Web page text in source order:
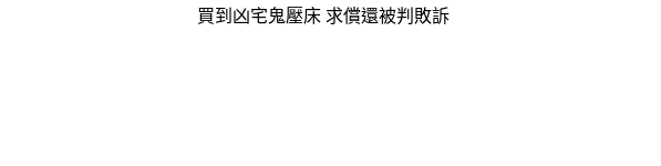
買到凶宅鬼壓床 求償還被判敗訴